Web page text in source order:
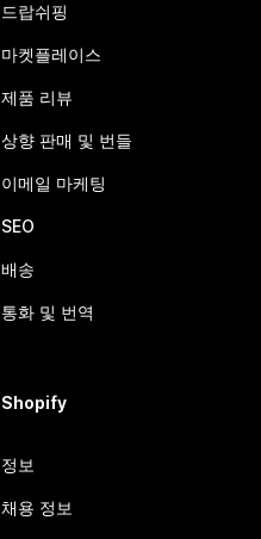
드랍쉬핑
마켓플레이스
제품 리뷰
상향 판매 및 번들
이메일 마케팅
SEO
배송
통화 및 번역
Shopify
정보
채용 정보